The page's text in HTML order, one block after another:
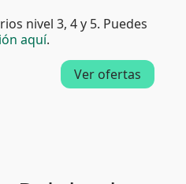
nivel 3, 4 y 5. Puedes
aquí.
Ver ofertas